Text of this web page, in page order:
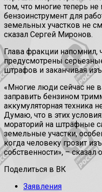
том, что многие теперь не
бензоинструмент для
земельных участков не
сказал Сергей Миронов.
Глава фракции напомнил,
предусмотрены
штрафов и заканчивая
«Многие люди сейчас не
заправить бензином
аккумуляторная техника
Думаю, что в этих
мораторий на штрафные
земельные участки,
когда человеку грозит
собственности», – сказал
Поделиться в ВК
Заявления